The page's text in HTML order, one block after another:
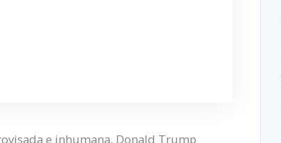
e inhumana, Donald Trump